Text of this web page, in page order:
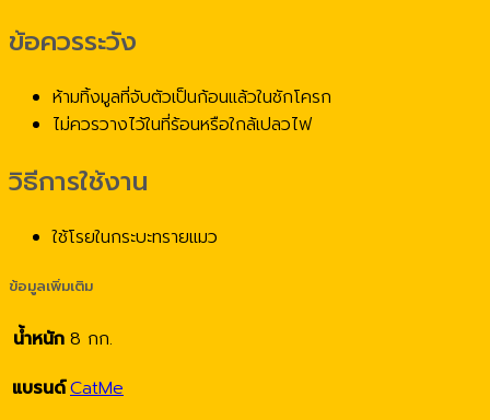
ข้อควรระวัง
ห้ามทิ้งมูลที่จับตัวเป็นก้อนแล้วในชักโครก
ไม่ควรวางไว้ในที่ร้อนหรือใกล้เปลวไฟ
วิธีการใช้งาน
ใช้โรยในกระบะทรายแมว
ข้อมูลเพิ่มเติม
น้ำหนัก 8 กก.
แบรนด์CatMe